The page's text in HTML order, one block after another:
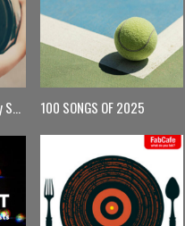
【月曜更新】Monday Spin 100 SONGS OF 2025